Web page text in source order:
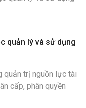
quản lý và sử dụng